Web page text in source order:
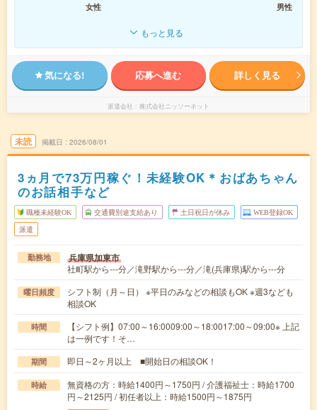
女性
男性
もっと見る
気になる! 応募へ進む 詳しく見る
派遣会社 株式会社ニッソーネット
未読 掲載日 2026/08/01
3ヵ月で73万円稼ぐ！未経験OK＊おばあちゃん
のお話相手など
職種未経験OK 交通費別途支給あり 土日祝日が休み WEB登録OK
派遣
勤務地 兵庫県加東市
社町駅から---分／滝野駅から---分／滝(兵庫県)駅から---分
曜日頻度
シフト制（月～日） ※平日のみなどの相談もOK ※週3なども
相談OK
時間
【シフト例】07:00～16:0009:00～18:0017:00～09:00※ 上記
は一例です！そ…
期間 即日～2ヶ月以上 ■開始日の相談OK！
時給
無資格の方：時給1400円～1750円 / 介護福祉士：時給1700
円～2125円 / 初任者以上：時給1500円～1875円